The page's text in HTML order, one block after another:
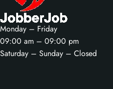
Monday – Friday
09:00 am – 09:00 pm
Saturday – Sunday – Closed